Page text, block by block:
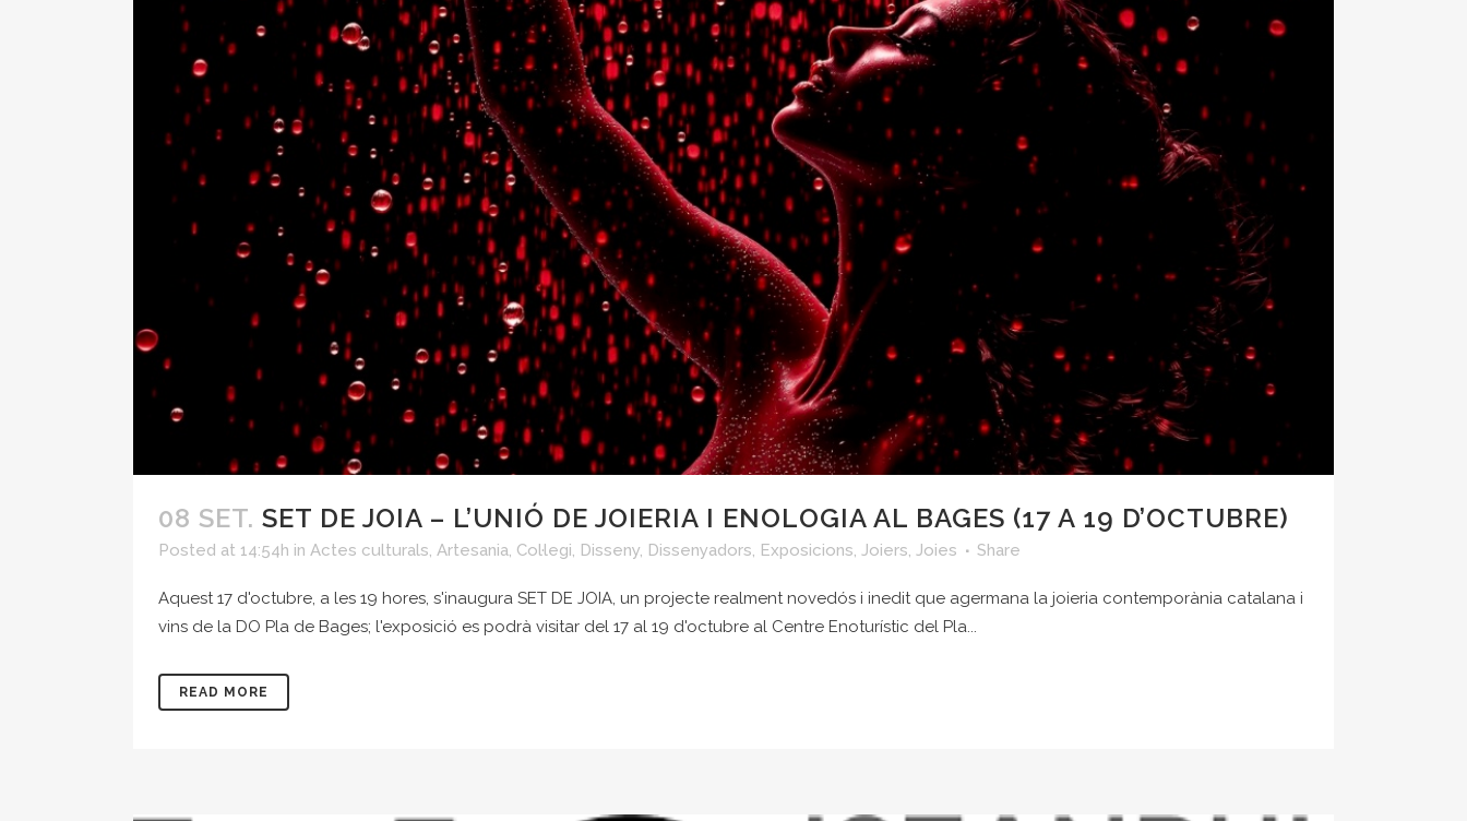
08 SET. SET DE JOIA – L’UNIÓ DE JOIERIA I ENOLOGIA AL BAGES (17 A 19 D’OCTUBRE)
Posted at 14:54h in Actes culturals, Artesania, Col·legi, Disseny, Dissenyadors, Exposicions, Joiers, Joies Share
Aquest 17 d'octubre, a les 19 hores, s'inaugura SET DE JOIA, un projecte realment novedós i inedit que agermana la joieria contemporània catalana i
vins de la DO Pla de Bages; l'exposició es podrà visitar del 17 al 19 d'octubre al Centre Enoturístic del Pla...
READ MORE